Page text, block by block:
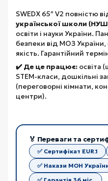
SWEDX 65″ V2 повністю
української школи
освіти і науки України.
безпеки від МОЗ України,
якість. Гарантійний
✔️ Де це працює: освіта
STEM-класи, дошкільні
(переговорні кімнати,
центри).
🏅 Переваги та
✅ Сертифікат EUR.1
✅ Накази МОН